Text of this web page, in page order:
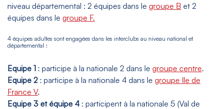
niveau départemental : 2 équipes dans le groupe B et 2
équipes dans le groupe F.
4 équipes adultes sont engagées dans les interclubs au niveau national et
départemental :
Equipe 1 : participe à la nationale 2 dans le groupe centre.
Equipe 2 : participe à la nationale 4 dans le groupe Ile de
France V.
Equipe 3 et équipe 4 : participent à la nationale 5 (Val de